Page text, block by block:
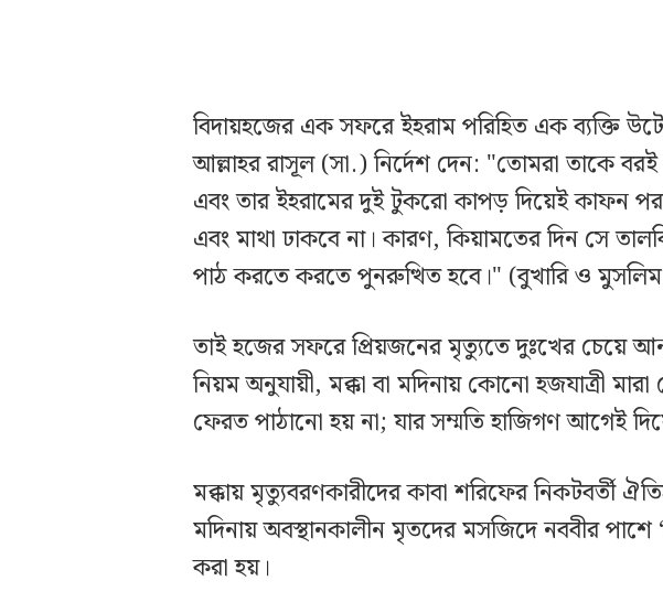
বিদায়হজের এক সফরে ইহরাম পরিহিত এক ব্যক্তি
আল্লাহর রাসূল (সা.) নির্দেশ দেন: "তোমরা তাকে
এবং তার ইহরামের দুই টুকরো কাপড় দিয়েই কাফন
এবং মাথা ঢাকবে না। কারণ, কিয়ামতের দিন সে
পাঠ করতে করতে পুনরুত্থিত হবে।" (বুখারি ও
তাই হজের সফরে প্রিয়জনের মৃত্যুতে দুঃখের চেয়ে
নিয়ম অনুযায়ী, মক্কা বা মদিনায় কোনো হজযাত্রী
ফেরত পাঠানো হয় না; যার সম্মতি হাজিগণ আগেই
মক্কায় মৃত্যুবরণকারীদের কাবা শরিফের নিকটবর্তী
মদিনায় অবস্থানকালীন মৃতদের মসজিদে নববীর পাশে
করা হয়।